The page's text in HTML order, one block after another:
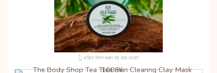
👆 ছবিতে ট্যাপ করুন বড় করে দেখতে